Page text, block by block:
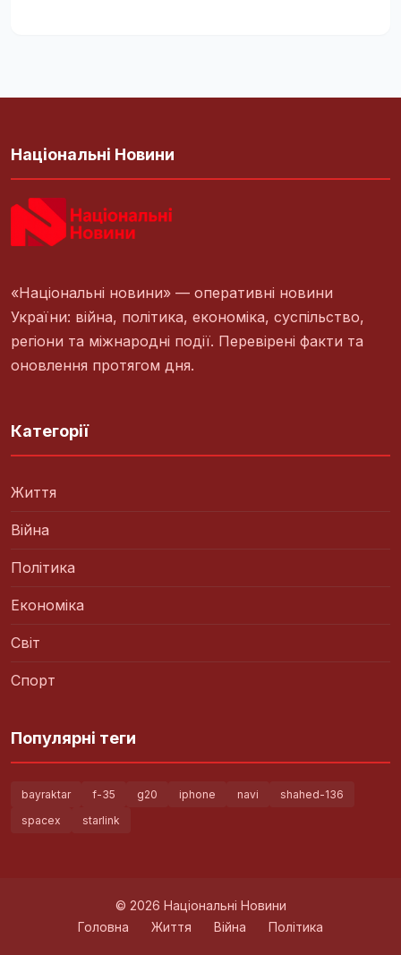
Національні Новини
«Національні новини» — оперативні новини
України: війна, політика, економіка, суспільство,
регіони та міжнародні події. Перевірені факти та
оновлення протягом дня.
Категорії
Життя
Війна
Політика
Економіка
Світ
Спорт
Популярні теги
bayraktar f-35 g20 iphone navi
shahed-136
spacex
starlink
© 2026 Національні Новини
Головна
Життя Війна Політика